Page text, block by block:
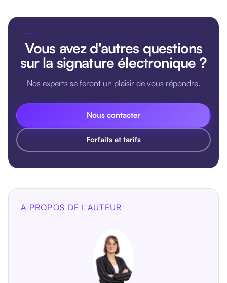
Vous avez d'autres questions
sur la signature électronique ?
Nos experts se feront un plaisir de vous répondre.
Nous contacter
Forfaits et tarifs
À PROPOS DE L'AUTEUR